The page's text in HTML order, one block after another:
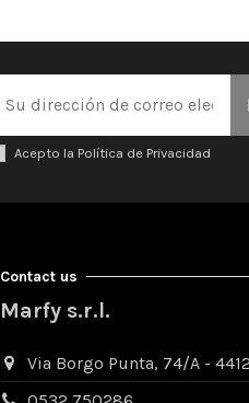
Acepto la Política de Privacidad
Contact us
Marfy s.r.l.
Via Borgo Punta, 74/A -